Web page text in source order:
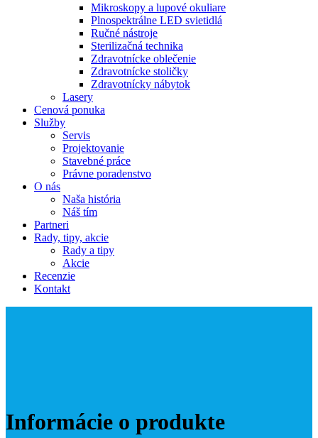
Mikroskopy a lupové okuliare
Plnospektrálne LED svietidlá
Ručné nástroje
Sterilizačná technika
Zdravotnícke oblečenie
Zdravotnícke stoličky
Zdravotnícky nábytok
Lasery
Cenová ponuka
Služby
Servis
Projektovanie
Stavebné práce
Právne poradenstvo
O nás
Naša história
Náš tím
Partneri
Rady, tipy, akcie
Rady a tipy
Akcie
Recenzie
Kontakt
Informácie o produkte